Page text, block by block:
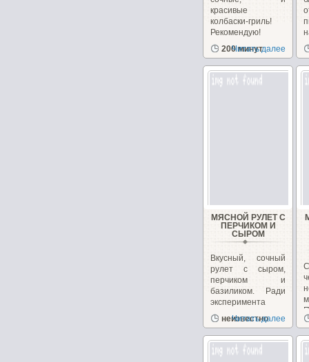
красивые
колбаски-гриль!
Рекомендую!
Оболочка -...
200 минут
Читать далее
МЯСНОЙ РУЛЕТ С
ПЕРЧИКОМ И
СЫРОМ
Вкусный, сочный
рулет с сыром,
перчиком и
базиликом. Ради
эксперимента
решила...
неизвестно
Читать далее